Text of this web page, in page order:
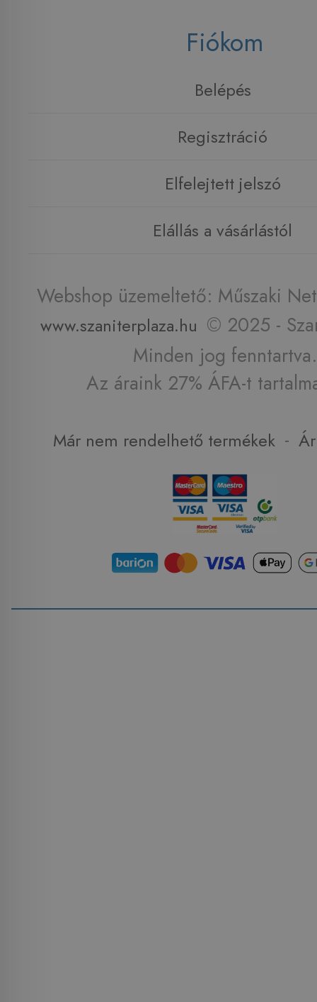
Fiókom
Belépés
Regisztráció
Elfelejtett jelszó
Elállás a vásárlástól
Webshop üzemeltető: Műszaki
www.szaniterplaza.hu © 2025 -
Minden jog fenntartva.
Az áraink 27% ÁFA-t
Már nem rendelhető termékek -